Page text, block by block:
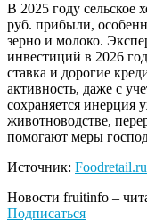
В 2025 году сельское
руб. прибыли,
зерно и молоко.
инвестиций в 2026
ставка и дорогие
активность, даже с
сохраняется инерция
животноводстве,
помогают меры
Источник: Foodretail.ru
Новости fruitinfo –
Подписаться